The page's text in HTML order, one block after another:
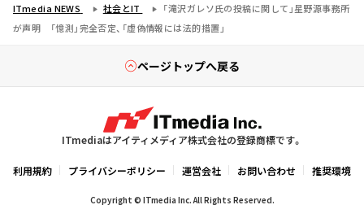
ITmedia NEWS 社会とIT
「滝沢ガレソ氏の投稿に関して」星野源事務所
が声明 「憶測」完全否定、「虚偽情報には法的措置」
ページトップへ戻る
ITmediaはアイティメディア株式会社の登録商標です。
利用規約 プライバシーポリシー 運営会社 お問い合わせ 推奨環境
Copyright © ITmedia Inc. All Rights Reserved.